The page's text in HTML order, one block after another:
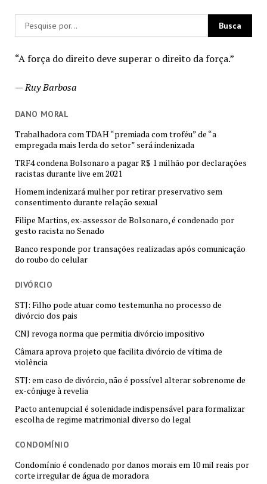
“A força do direito deve superar o direito da força.”
—Ruy Barbosa
DANO MORAL
Trabalhadora com TDAH “premiada com troféu” de “a
empregada mais lerda do setor” será indenizada
TRF4 condena Bolsonaro a pagar R$ 1 milhão por declarações
racistas durante live em 2021
Homem indenizará mulher por retirar preservativo sem
consentimento durante relação sexual
Filipe Martins, ex-assessor de Bolsonaro, é condenado por
gesto racista no Senado
Banco responde por transações realizadas após comunicação
do roubo do celular
DIVÓRCIO
STJ: Filho pode atuar como testemunha no processo de
divórcio dos pais
CNJ revoga norma que permitia divórcio impositivo
Câmara aprova projeto que facilita divórcio de vítima de
violência
STJ: em caso de divórcio, não é possível alterar sobrenome de
ex-cônjuge à revelia
Pacto antenupcial é solenidade indispensável para formalizar
escolha de regime matrimonial diverso do legal
CONDOMÍNIO
Condomínio é condenado por danos morais em 10 mil reais por
corte irregular de água de moradora